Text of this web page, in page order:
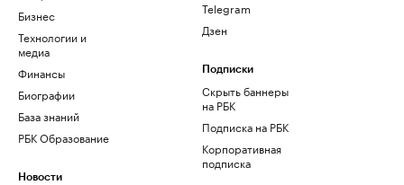
Бизнес
Технологии и
медиа
Финансы
Биографии
База знаний
РБК Образование
Новости
Telegram
Дзен
Подписки
Скрыть баннеры
на РБК
Подписка на РБК
Корпоративная
подписка